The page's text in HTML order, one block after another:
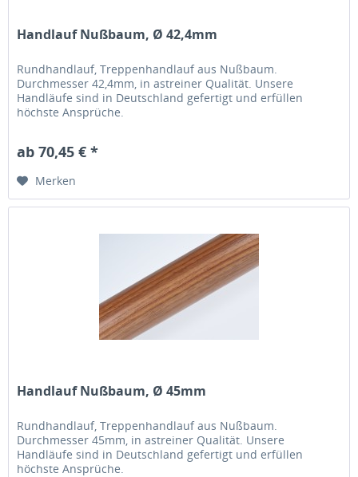
Handlauf Nußbaum, Ø 42,4mm
Rundhandlauf, Treppenhandlauf aus Nußbaum.
Durchmesser 42,4mm, in astreiner Qualität. Unsere
Handläufe sind in Deutschland gefertigt und erfüllen
höchste Ansprüche.
ab 70,45 € *
Merken
Handlauf Nußbaum, Ø 45mm
Rundhandlauf, Treppenhandlauf aus Nußbaum.
Durchmesser 45mm, in astreiner Qualität. Unsere
Handläufe sind in Deutschland gefertigt und erfüllen
höchste Ansprüche.